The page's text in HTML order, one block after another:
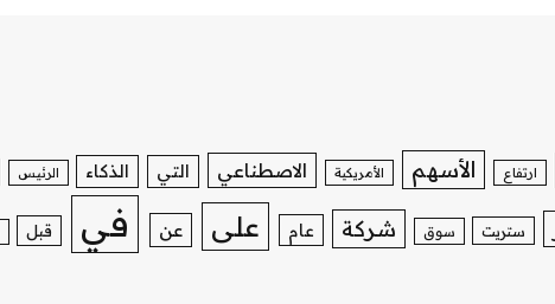
ارتفاع الأسهم الأمريكية الاصطناعي التي الذكاء الرئيس
ستريت سوق شركة عام على عن في قبل